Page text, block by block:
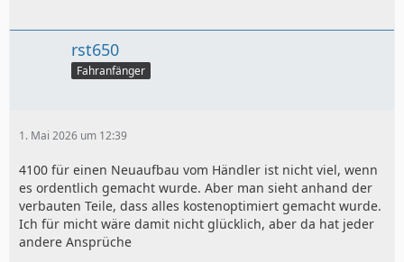
rst650
Fahranfänger
1. Mai 2026 um 12:39
4100 für einen Neuaufbau vom Händler ist nicht viel, wenn
es ordentlich gemacht wurde. Aber man sieht anhand der
verbauten Teile, dass alles kostenoptimiert gemacht wurde.
Ich für micht wäre damit nicht glücklich, aber da hat jeder
andere Ansprüche